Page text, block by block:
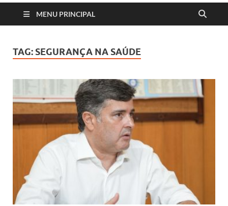
MENU PRINCIPAL
TAG: SEGURANÇA NA SAÚDE